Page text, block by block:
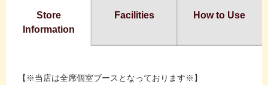
Store
Information
Facilities How to Use
【※当店は全席個室ブースとなっております※】